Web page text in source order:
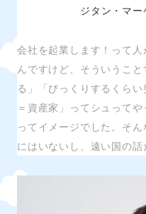
ジタン・マ
会社を起業します！って
んですけど、そういうこ
る」「びっくりするくら
＝資産家」ってシュって
ってイメージでした。そ
にはいないし、遠い国の